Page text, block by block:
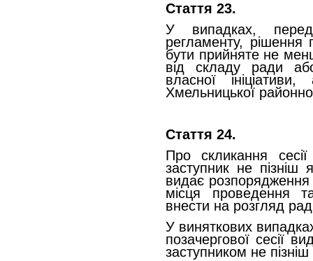
Стаття 23.
У випадках,
регламенту, рішення
бути прийняте не
від складу ради
власної
Хмельницької
Стаття 24.
Про скликання
заступник не пізніш
видає розпорядження
місця проведення
внести на розгляд
У виняткових
позачергової сесії
заступником не